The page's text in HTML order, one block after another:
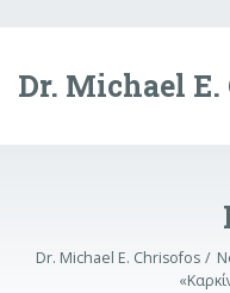
Dr. Michael
Dr. Michael E. Chrisofos